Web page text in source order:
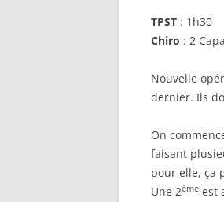
TPST : 1h30
Chiro : 2
Nouvelle
dernier. Ils
On
faisant
pour elle, ça
Une 2ème est